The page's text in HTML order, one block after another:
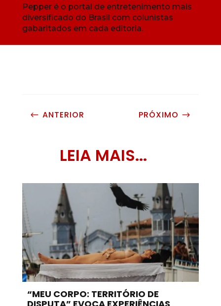
Pepper é o portal de entretenimento mais
diversificado do Brasil com colunistas
gabaritados em cada editoria.
# ANTERIOR PRÓXIMO $
LEIA MAIS...
“MEU CORPO: TERRITÓRIO DE